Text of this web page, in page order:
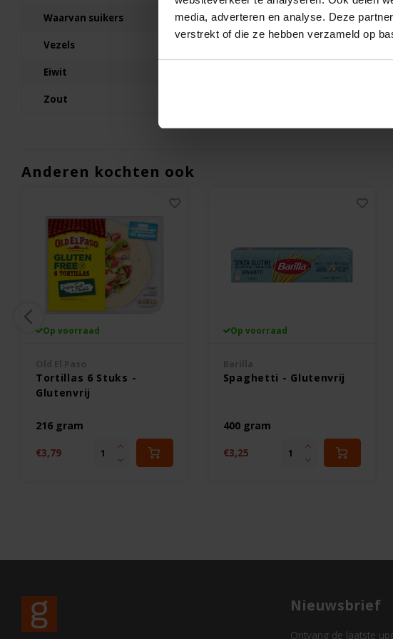
media, adverteren en analyse. Deze
verstrekt of die ze hebben verzameld op
Waarvan suikers
Vezels
Eiwit
Zout
100 gram
€2,39
Anderen kochten ook
Op voorraad
Tortillas 6 Stuks -
Glutenvrij
216 gram
€3,79
Op voorraad
Spaghetti - Glutenvrij
400 gram
€3,25
Nieuwsbrief
Ontvang de laatste